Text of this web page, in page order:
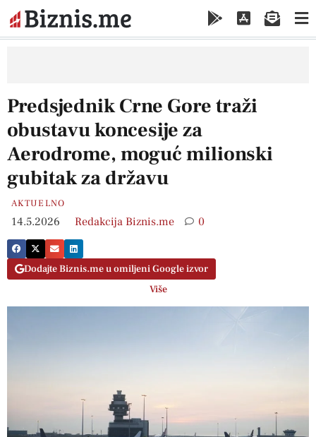
Predsjednik Crne Gore traži
obustavu koncesije za
Aerodrome, moguć milionski
gubitak za državu
AKTUELNO
14.5.2026 Redakcija Biznis.me 0
Dodajte Biznis.me u omiljeni Google izvor
Više